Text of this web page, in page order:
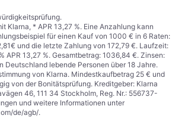
Klarna, * APR 13,27 %. Eine Anzahlung kann
für einen Kauf von 1000 € in 6 Raten:
und die letzte Zahlung von 172,79 €. Laufzeit:
APR 13,27 %. Gesamtbetrag: 1036,84 €. Zinsen:
Deutschland lebende Personen über 18 Jahre.
von Klarna. Mindestkaufbetrag 25 € und
von der Bonitätsprüfung. Kreditgeber: Klarna
46, 111 34 Stockholm, Reg. Nr.: 556737-
und weitere Informationen unter
de/agb/.